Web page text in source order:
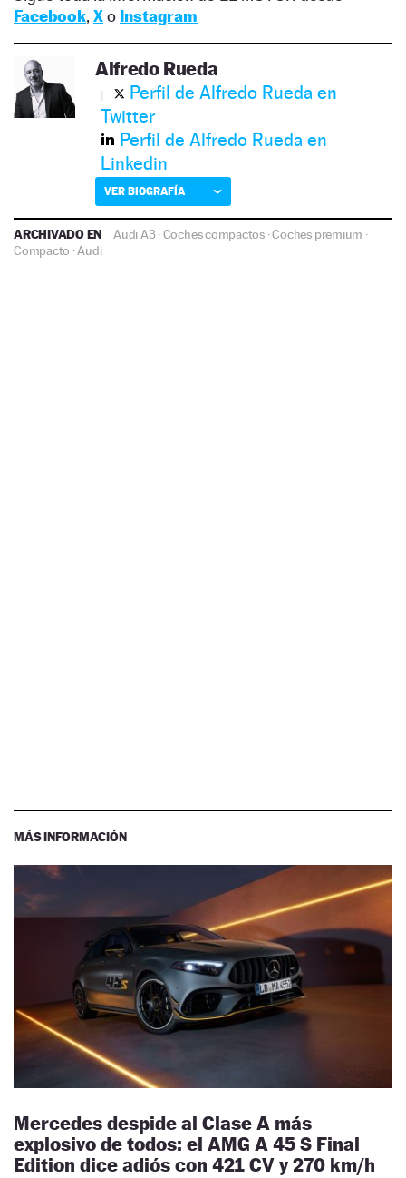
Facebook, Xo Instagram
Alfredo Rueda
Perfil de Alfredo Rueda en
Twitter
Perfil de Alfredo Rueda en
Linkedin
VER BIOGRAFÍA
ARCHIVADO EN Audi A3·Coches compactos ·Coches premium ·
Compacto ·Audi
MÁS INFORMACIÓN
Mercedes despide al Clase A más
explosivo de todos: el AMG A 45 S Final
Edition dice adiós con 421 CV y 270 km/h